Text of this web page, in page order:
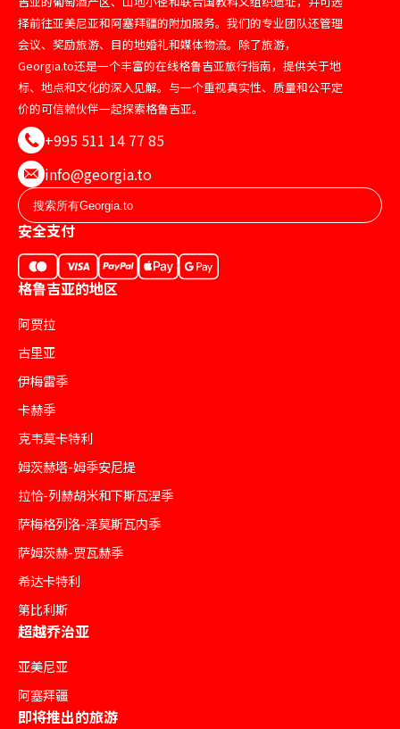
择前往亚美尼亚和阿塞拜疆的附加服务。我们的专业团队还管理
会议、奖励旅游、目的地婚礼和媒体物流。除了旅游，
Georgia.to还是一个丰富的在线格鲁吉亚旅行指南，提供关于地
标、地点和文化的深入见解。与一个重视真实性、质量和公平定
价的可信赖伙伴一起探索格鲁吉亚。
+995 511 14 77 85
info@georgia.to
安全支付
格鲁吉亚的地区
阿贾拉
古里亚
伊梅雷季
卡赫季
克韦莫卡特利
姆茨赫塔-姆季安尼提
拉恰-列赫胡米和下斯瓦涅季
萨梅格列洛-泽莫斯瓦内季
萨姆茨赫-贾瓦赫季
希达卡特利
第比利斯
超越乔治亚
亚美尼亚
阿塞拜疆
即将推出的旅游